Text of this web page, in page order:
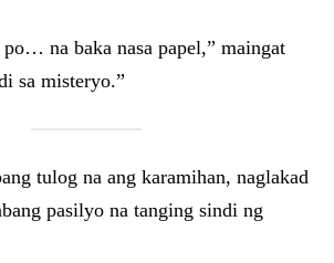
na baka nasa papel,” maingat
sa misteryo.”
tulog na ang karamihan, naglakad
pasilyo na tanging sindi ng